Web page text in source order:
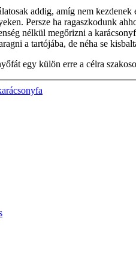
addig, amíg nem
Persze ha ragaszkodunk
nélkül megőrizni a
a tartójába, de néha se
egy külön erre a célra